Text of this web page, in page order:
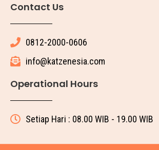
Contact Us
0812-2000-0606
info@katzenesia.com
Operational Hours
Setiap Hari : 08.00 WIB - 19.00 WIB